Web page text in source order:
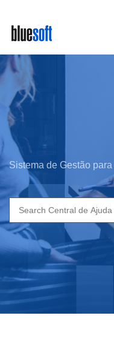
main
content
Sistema de Gestão
Search
for: